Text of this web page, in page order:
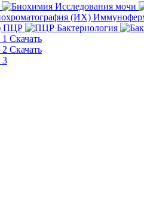
Исследования мочи
ПЦР
Бактериология
Скачать
Скачать